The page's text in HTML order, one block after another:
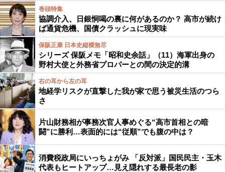
巻頭特集
協調介入、日銀恫喝の裏に何があるのか？ 高市が続け
ば通貨危機、国債クラッシュに現実味
保阪正康 日本史縦横無尽
シリーズ 保阪メモ「昭和史余話」（11）海軍出身の
野村大使と外務省プロパーとの間の決定的溝
右の耳から左の耳
地経学リスクが直撃した我が家で思う被災生活のつら
さ
片山財務相が事務次官人事めぐる“高市首相との暗
闘”に勝利…表面的には“従順”でも腹の中は？
消費税政局にいっちょがみ 「反対派」国民民主・玉木
代表もヒートアップ…見え隠れする最長老の影